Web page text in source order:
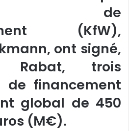
de
(KfW),
ont signé,
trois
de financement
global de 450
(M€).